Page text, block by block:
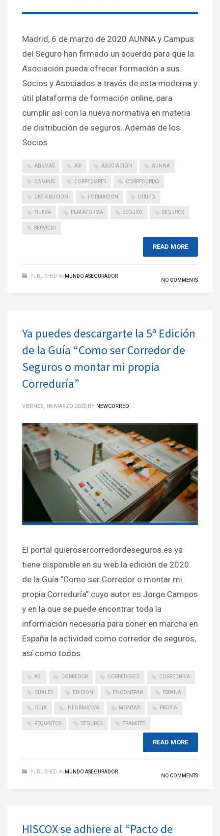
Madrid, 6 de marzo de 2020 AUNNA y Campus
del Seguro han firmado un acuerdo para que la
Asociación pueda ofrecer formación a sus
Socios y Asociados a través de esta moderna y
útil plataforma de formación online, para
cumplir así con la nueva normativa en materia
de distribución de seguros. Además de los
Socios
ADEMAS ASI ASOCIACION AUNNA
CAMPUS CORREDORES CORREDURIAS
DISTRIBUCION FORMACION GRUPO
NUEVA PLATAFORMA SEGURO SEGUROS
SERVICIO
READ MORE
PUBLISHED IN MUNDO ASEGURADOR
NO COMMENTS
Ya puedes descargarte la 5ª Edición
de la Guía “Como ser Corredor de
Seguros o montar mi propia
Correduría”
VIERNES, 06 MARZO 2020 BY NEWCORRED
El portal quierosercorredordeseguros.es ya
tiene disponible en su web la edición de 2020
de la Guía “Como ser Corredor o montar mi
propia Correduría” cuyo autor es Jorge Campos
y en la que se puede encontrar toda la
información necesaria para poner en marcha en
España la actividad como corredor de seguros,
así como todos
ASI CORREDOR CORREDORES CORREDURIA
CUALES EDICION ENCONTRAR ESPANA
GUIA INFORMATIVA MONTAR PROPIA
REQUISITOS SEGUROS TRAMITES
READ MORE
PUBLISHED IN MUNDO ASEGURADOR
NO COMMENTS
HISCOX se adhiere al “Pacto de